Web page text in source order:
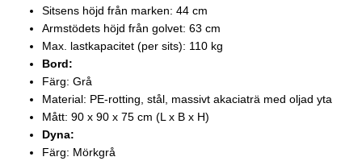
Sitsens höjd från marken: 44 cm
Armstödets höjd från golvet: 63 cm
Max. lastkapacitet (per sits): 110 kg
Bord:
Färg: Grå
Material: PE-rotting, stål, massivt akaciaträ med oljad yta
Mått: 90 x 90 x 75 cm (L x B x H)
Dyna:
Färg: Mörkgrå